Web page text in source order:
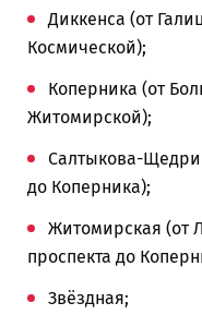
Диккенса (от
Космической);
Коперника (от
Житомирской);
Салтыкова-
до Коперника);
Житомирская (от
проспекта до
Звёздная;